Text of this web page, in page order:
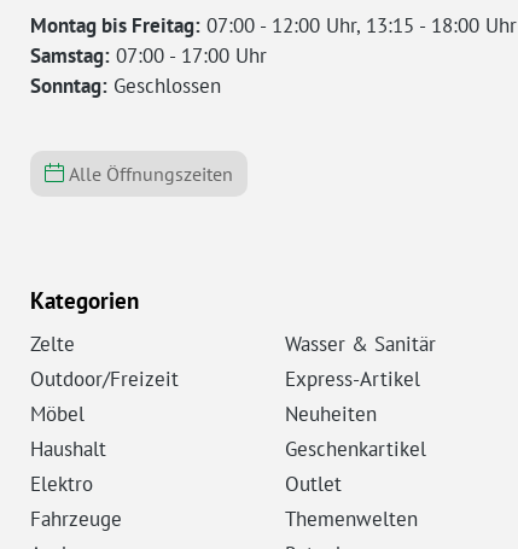
Montag bis Freitag: 07:00 - 12:00 Uhr, 13:15 - 18:00 Uhr
Samstag: 07:00 - 17:00 Uhr
Sonntag: Geschlossen
Alle Öffnungszeiten
Kategorien
Zelte
Outdoor/Freizeit
Möbel
Haushalt
Elektro
Fahrzeuge
Wasser & Sanitär
Express-Artikel
Neuheiten
Geschenkartikel
Outlet
Themenwelten